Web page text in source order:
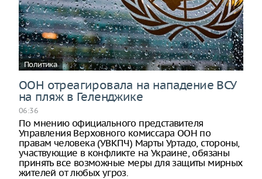
Политика
ООН отреагировала на нападение ВСУ
на пляж в Геленджике
06:36
По мнению официального представителя
Управления Верховного комиссара ООН по
правам человека (УВКПЧ) Марты Уртадо, стороны,
участвующие в конфликте на Украине, обязаны
принять все возможные меры для защиты мирных
жителей от любых угроз.